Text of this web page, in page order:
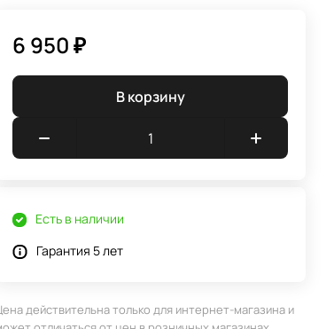
6 950 ₽
В корзину
Есть в наличии
Гарантия 5 лет
действительна только для интернет-магазина и